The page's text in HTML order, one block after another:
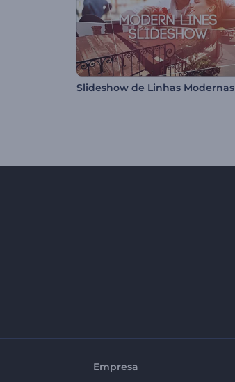
Slideshow de Linhas Modernas
Empresa